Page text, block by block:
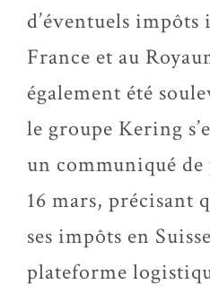
d’éventuels impôts
France et au
également été
le groupe Kering
un communiqué de
16 mars, précisant
ses impôts en
plateforme